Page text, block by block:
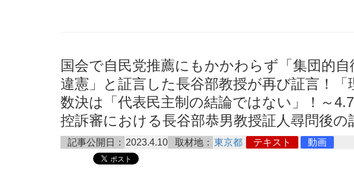
国会で自民党推薦にもかかわらず「集団的
違憲」と証言した長谷部教授が再び証言！
数決は「代表民主制の結論ではない」！～
控訴審における長谷部恭男教授証人尋問後の
記事公開日： 2023.4.10 取材地： 東京都 テキスト 動画